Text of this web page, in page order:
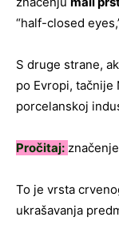
“half-closed
S druge strane,
po Evropi, tačnije
porcelanskoj
Pročitaj:
To je vrsta
ukrašavanja